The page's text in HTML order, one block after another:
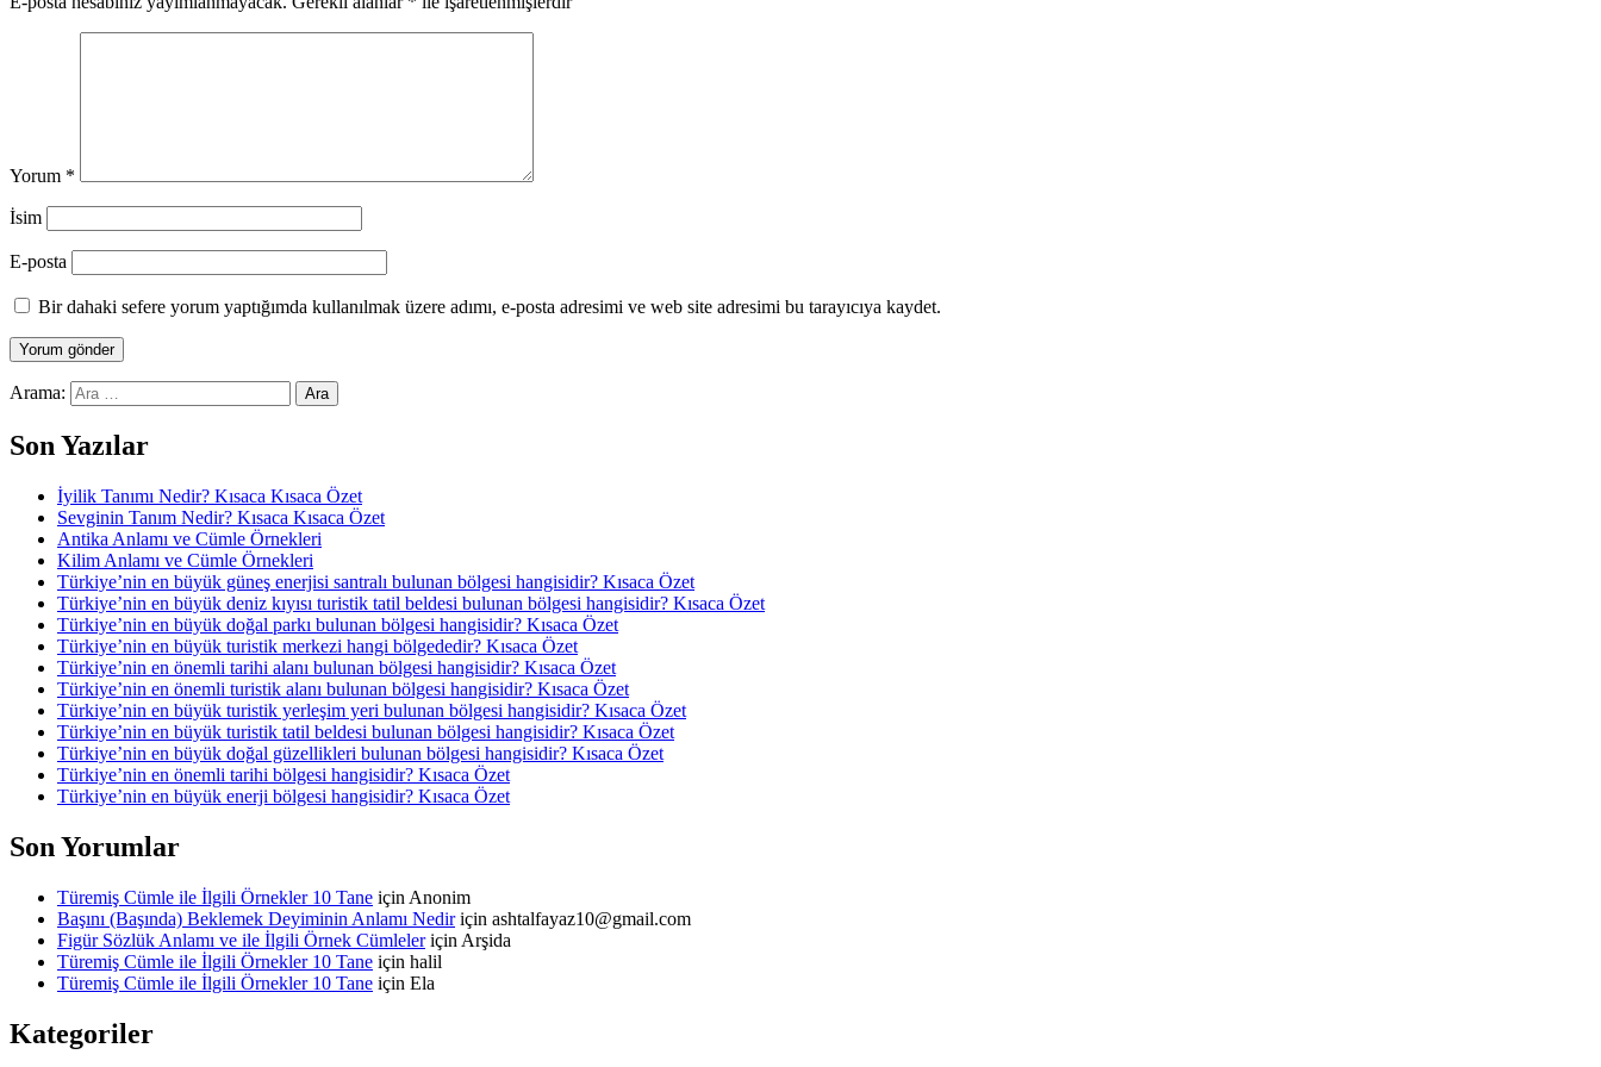
Yorum *
İsim
E-posta
Bir dahaki sefere yorum yaptığımda kullanılmak üzere adımı, e-posta adresimi ve web site adresimi bu tarayıcıya kaydet.
Arama:
Son Yazılar
İyilik Tanımı Nedir? Kısaca Kısaca Özet
Sevginin Tanım Nedir? Kısaca Kısaca Özet
Antika Anlamı ve Cümle Örnekleri
Kilim Anlamı ve Cümle Örnekleri
Türkiye’nin en büyük güneş enerjisi santralı bulunan bölgesi hangisidir? Kısaca Özet
Türkiye’nin en büyük deniz kıyısı turistik tatil beldesi bulunan bölgesi hangisidir? Kısaca Özet
Türkiye’nin en büyük doğal parkı bulunan bölgesi hangisidir? Kısaca Özet
Türkiye’nin en büyük turistik merkezi hangi bölgededir? Kısaca Özet
Türkiye’nin en önemli tarihi alanı bulunan bölgesi hangisidir? Kısaca Özet
Türkiye’nin en önemli turistik alanı bulunan bölgesi hangisidir? Kısaca Özet
Türkiye’nin en büyük turistik yerleşim yeri bulunan bölgesi hangisidir? Kısaca Özet
Türkiye’nin en büyük turistik tatil beldesi bulunan bölgesi hangisidir? Kısaca Özet
Türkiye’nin en büyük doğal güzellikleri bulunan bölgesi hangisidir? Kısaca Özet
Türkiye’nin en önemli tarihi bölgesi hangisidir? Kısaca Özet
Türkiye’nin en büyük enerji bölgesi hangisidir? Kısaca Özet
Son Yorumlar
Türemiş Cümle ile İlgili Örnekler 10 Tane için Anonim
Başını (Başında) Beklemek Deyiminin Anlamı Nediriçin ashtalfayaz10@gmail.com
Figür Sözlük Anlamı ve ile İlgili Örnek Cümleleriçin Arşida
Türemiş Cümle ile İlgili Örnekler 10 Tane için halil
Türemiş Cümle ile İlgili Örnekler 10 Tane için Ela
Kategoriler